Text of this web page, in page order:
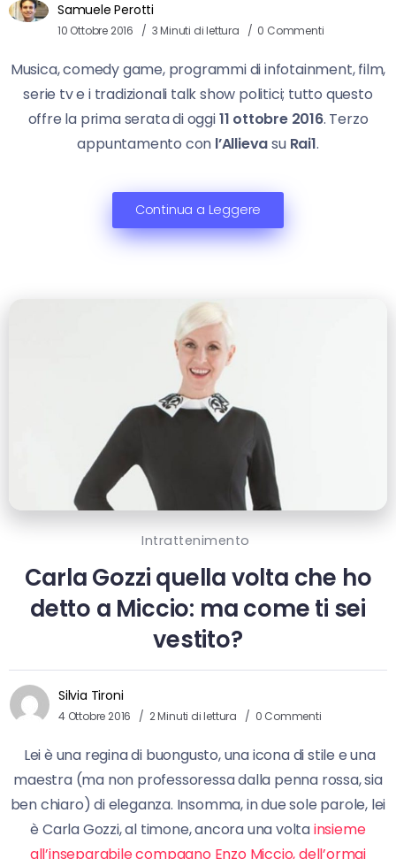
Samuele Perotti
10 Ottobre 2016 3 Minuti di lettura 0 Commenti
Musica, comedy game, programmi di infotainment, film,
serie tv e i tradizionali talk show politici; tutto questo
offre la prima serata di oggi11 ottobre 2016. Terzo
appuntamento con l’Allievasu Rai1.
Continua a Leggere
Intrattenimento
Carla Gozzi quella volta che ho
detto a Miccio: ma come ti sei
vestito?
Silvia Tironi
4 Ottobre 2016 2 Minuti di lettura 0 Commenti
Lei è una regina di buongusto, una icona di stile e una
maestra (ma non professoressa dalla penna rossa, sia
ben chiaro) di eleganza. Insomma, in due sole parole, lei
è Carla Gozzi, al timone, ancora una voltainsieme
all’inseparabile compagno Enzo Miccio, dell’ormai